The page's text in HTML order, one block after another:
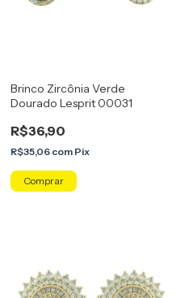
Brinco Zircônia Verde
Dourado Lesprit 00031
R$36,90
R$35,06 com Pix